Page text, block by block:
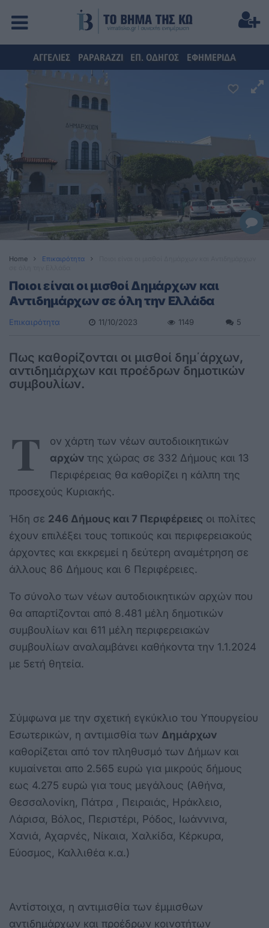
ΑΓΓΕΛΙΕΣ PAPARAZZI ΕΠ. ΟΔΗΓΟΣ ΕΦΗΜΕΡΙΔΑ
Home Επικαιρότητα
Ποιοι είναι οι μισθοί Δημάρχων και
Αντιδημάρχων σε όλη την Ελλάδα
Επικαιρότητα 11/10/2023 1149 5
Πως καθορίζονται οι μισθοί δημ΄άρχων,
αντιδημάρχων και προέδρων δημοτικών
συμβουλίων.
Τ
ον χάρτη των νέων αυτοδιοικητικών
αρχών της χώρας σε 332 Δήμους και 13
Περιφέρειας θα καθορίζει η κάλπη της
προσεχούς Κυριακής.
Ήδη σε 246 Δήμους και 7 Περιφέρειες οι πολίτες
έχουν επιλέξει τους τοπικούς και περιφερειακούς
άρχοντες και εκκρεμεί η δεύτερη αναμέτρηση σε
άλλους 86 Δήμους και 6 Περιφέρειες.
Το σύνολο των νέων αυτοδιοικητικών αρχών που
θα απαρτίζονται από 8.481 μέλη δημοτικών
συμβουλίων και 611 μέλη περιφερειακών
συμβουλίων αναλαμβάνει καθήκοντα την 1.1.2024
με 5ετή θητεία.
Σύμφωνα με την σχετική εγκύκλιο του Υπουργείου
Εσωτερικών, η αντιμισθία των Δημάρχων
καθορίζεται από τον πληθυσμό των Δήμων και
κυμαίνεται απο 2.565 ευρώ για μικρούς δήμους
εως 4.275 ευρώ για τους μεγάλους (Αθήνα,
Θεσσαλονίκη, Πάτρα , Πειραιάς, Ηράκλειο,
Λάρισα, Βόλος, Περιστέρι, Ρόδος, Ιωάννινα,
Χανιά, Αχαρνές, Νίκαια, Χαλκίδα, Κέρκυρα,
Εύοσμος, Καλλιθέα κ.α.)
Αντίστοιχα, η αντιμισθία των έμμισθων
αντιδημάρχων και προέδρων κοινοτήτων